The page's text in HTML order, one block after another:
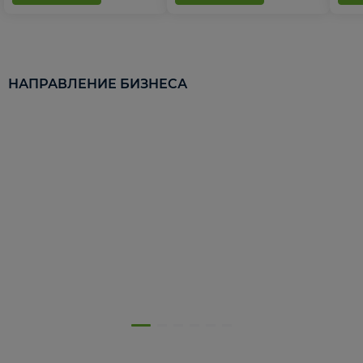
НАПРАВЛЕНИЕ БИЗНЕСА